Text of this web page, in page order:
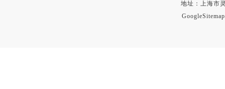
地址：上海市
GoogleSitemap